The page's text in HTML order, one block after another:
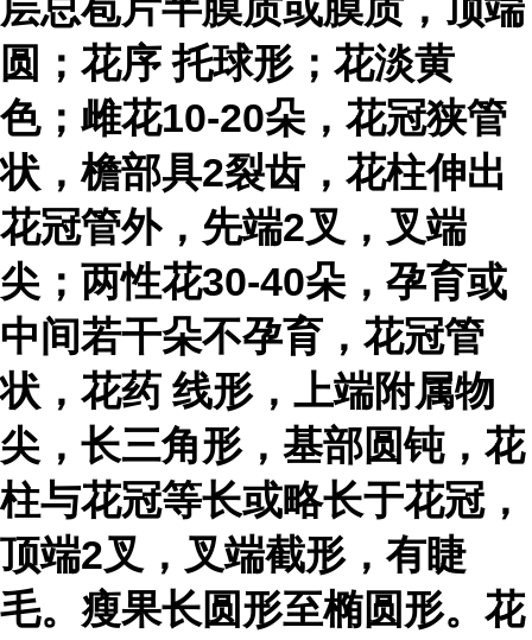
圆； 花序 托球形；花淡黄
色；雌花10-20朵，花冠狭管
状，檐部具2裂齿，花柱伸出
花冠管外，先端2叉，叉端
尖；两性花30-40朵，孕育或
中间若干朵不孕育，花冠管
状， 花药 线形，上端附属物
尖，长三角形，基部圆钝，花
柱与花冠等长或略长于花冠，
顶端2叉，叉端截形，有睫
毛。瘦果长圆形至椭圆形。花